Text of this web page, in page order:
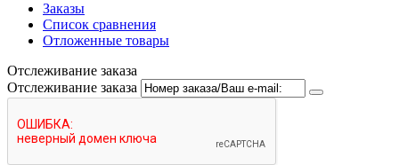
Заказы
Список сравнения
Отложенные товары
Отслеживание заказа
Отслеживание заказа